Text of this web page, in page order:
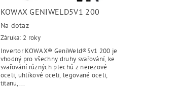
KOWAX GENIWELD5V1 200
Na dotaz
Záruka: 2 roky
Invertor KOWAX® GeniWeld®5v1 200 je
vhodný pro všechny druhy svařování, ke
svařování různých plechů z nerezové
oceli, uhlíkové oceli, legované oceli,
titanu,...